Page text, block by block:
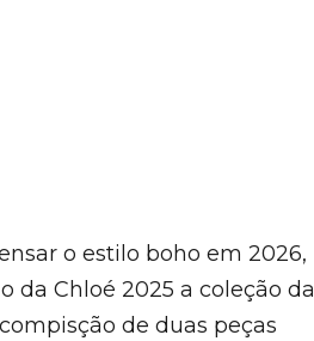
o estilo boho em 2026,
da Chloé 2025 a coleção da
de duas peças